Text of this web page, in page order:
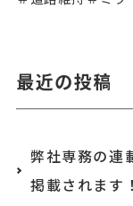
最近の投稿
弊社専務の連
掲載されます！